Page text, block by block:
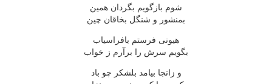
شوم بازگویم بگردان همین
بمنشور و شنگل بخاقان چین
هیونی فرستم بافراسیاب
بگویم سرش را برآرم ز خواب
و زانجا بیامد بلشکر چو باد